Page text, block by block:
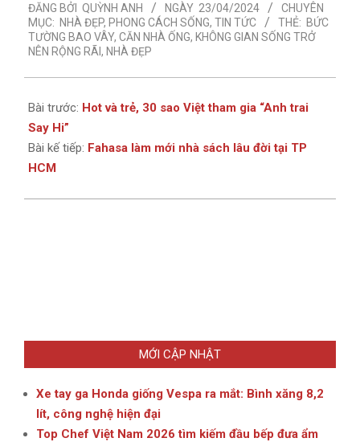
04-
23
ĐĂNG BỞI QUỲNH ANH NGÀY 23/04/2024
CHUYÊN
MỤC: NHÀ ĐẸP, PHONG CÁCH SỐNG, TIN TỨC THẺ: BỨC
TƯỜNG BAO VÂY, CĂN NHÀ ỐNG, KHÔNG GIAN SỐNG TRỞ
NÊN RỘNG RÃI , NHÀ ĐẸP
Bài trước: Hot và trẻ, 30 sao Việt tham gia “Anh trai
Say Hi”
Bài kế tiếp: Fahasa làm mới nhà sách lâu đời tại TP
HCM
MỚI CẬP NHẬT
Xe tay ga Honda giống Vespa ra mắt: Bình xăng 8,2
lít, công nghệ hiện đại
Top Chef Việt Nam 2026 tìm kiếm đầu bếp đưa ẩm